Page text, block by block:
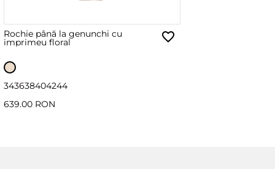
Rochie până la genunchi cu
imprimeu floral
343638404244
639.00 RON